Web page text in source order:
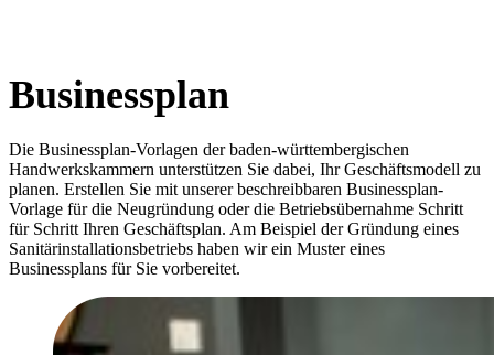
Businessplan
Die Businessplan-Vorlagen der baden-württembergischen
Handwerkskammern unterstützen Sie dabei, Ihr Geschäftsmodell zu
planen. Erstellen Sie mit unserer beschreibbaren Businessplan-
Vorlage für die Neugründung oder die Betriebsübernahme Schritt
für Schritt Ihren Geschäftsplan. Am Beispiel der Gründung eines
Sanitärinstallationsbetriebs haben wir ein Muster eines
Businessplans für Sie vorbereitet.
wie Google Ads Conversion Tracking. Bereits beim Aufruf
unserer Website wird Ihre IP‑Adresse an Google
USA stattfinden kann.
EXTERNE MEDIEN
Um Inhalte von Videoplattformen und Social Media
Plattformen anzeigen zu können, werden von diesen
externen Medien Cookies gesetzt.